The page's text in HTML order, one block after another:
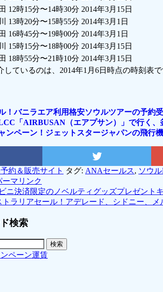
12時15分〜14時30分 2014年3月15日
13時20分〜15時55分 2014年3月1日
16時45分〜19時00分 2014年3月1日
15時15分〜18時00分 2014年3月15日
18時55分〜21時10分 2014年3月15日
しているのは、2014年1月6日時点の時刻表
！バニラエア利用格安ソウルツアーの予約
「AIRBUSAN（エアプサン）」で行く、
ンペーン！ジェットスタージャパンの飛行
約＆販売サイト タグ: ANAセールス, ソウ
ーマリンク
ニ決済限定のノベルティグッズプレゼント
ラリアセール！アデレード、シドニー、
検索